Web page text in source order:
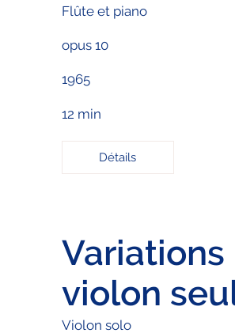
Flûte et piano
opus 10
1965
12 min
Détails
Variations
violon
Violon solo